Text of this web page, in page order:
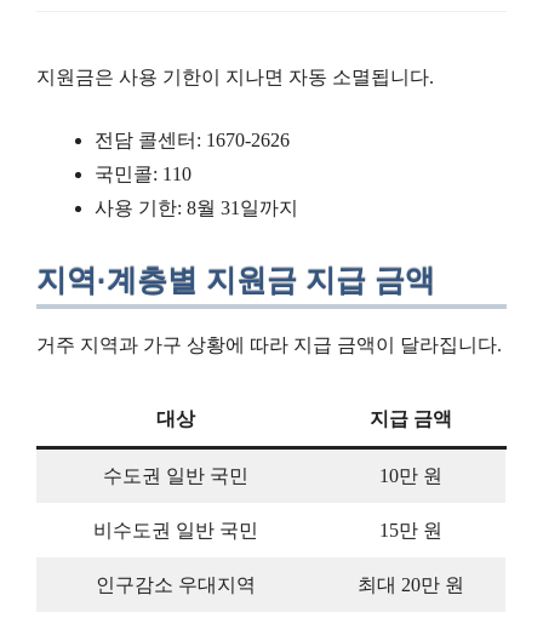
지원금은 사용 기한이 지나면 자동 소멸됩니다.
전담 콜센터: 1670-2626
국민콜: 110
사용 기한: 8월 31일까지
지역·계층별 지원금 지급 금액
거주 지역과 가구 상황에 따라 지급 금액이 달라집니다.
대상 지급 금액
수도권 일반 국민 10만 원
비수도권 일반 국민 15만 원
인구감소 우대지역 최대 20만 원